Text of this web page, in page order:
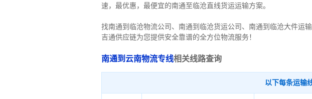
速，最优惠，最便宜的南通至临沧直线货运运输方案。
找南通到临沧物流公司、南通到临沧货运公司、南通到临沧大件运
吉通供应链为您提供安全靠谱的全方位物流服务！
南通到云南物流专线相关线路查询
以下每条运输